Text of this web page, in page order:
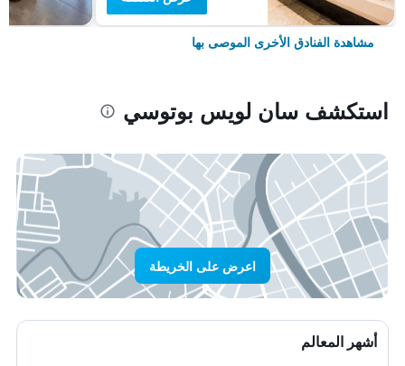
مشاهدة الفنادق الأخرى الموصى بها
استكشف سان لويس بوتوسي
اعرض على الخريطة
أشهر المعالم